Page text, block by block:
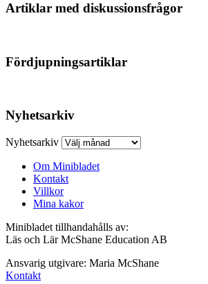
Artiklar med diskussionsfrågor
Fördjupningsartiklar
Nyhetsarkiv
Nyhetsarkiv
Om Minibladet
Kontakt
Villkor
Mina kakor
Minibladet tillhandahålls av:
Läs och Lär McShane Education AB
Ansvarig utgivare: Maria McShane
Kontakt